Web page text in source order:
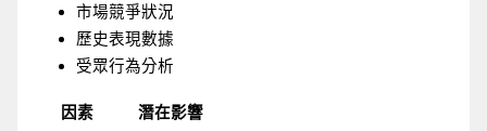
市場競爭狀況
歷史表現數據
受眾行為分析
因素
潛在影響